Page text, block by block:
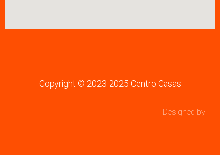
Copyright © 2023-2025 Centro Casas
Designed by